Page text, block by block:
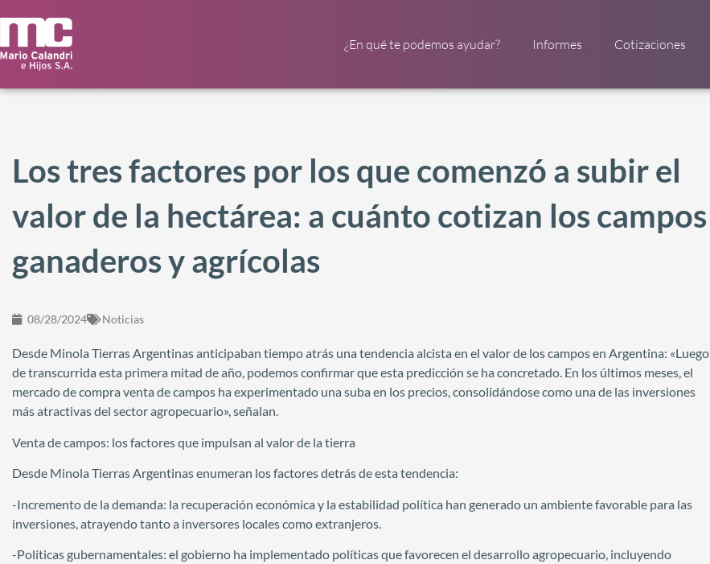
¿En qué te podemos ayudar? Informes Cotizaciones
Los tres factores por los que comenzó a subir el
valor de la hectárea: a cuánto cotizan los campos
ganaderos y agrícolas
08/28/2024 Noticias
Desde Minola Tierras Argentinas anticipaban tiempo atrás una tendencia alcista en el valor de los campos en Argentina: «Luego
de transcurrida esta primera mitad de año, podemos confirmar que esta predicción se ha concretado. En los últimos meses, el
mercado de compra venta de campos ha experimentado una suba en los precios, consolidándose como una de las inversiones
más atractivas del sector agropecuario», señalan.
Venta de campos: los factores que impulsan al valor de la tierra
Desde Minola Tierras Argentinas enumeran los factores detrás de esta tendencia:
-Incremento de la demanda: la recuperación económica y la estabilidad política han generado un ambiente favorable para las
inversiones, atrayendo tanto a inversores locales como extranjeros.
-Políticas gubernamentales: el gobierno ha implementado políticas que favorecen el desarrollo agropecuario, incluyendo